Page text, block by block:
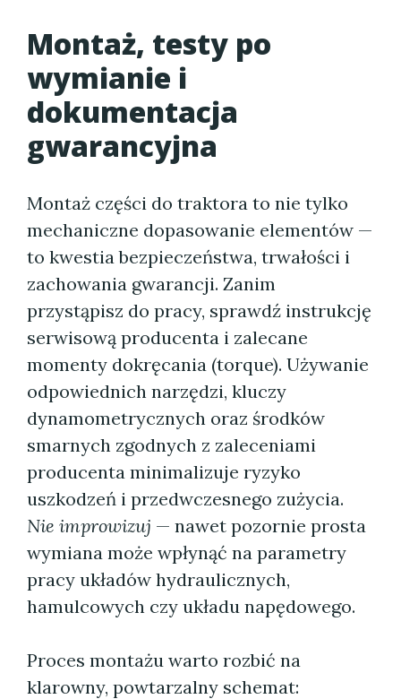
Montaż, testy po
wymianie i
dokumentacja
gwarancyjna
Montaż części do traktora to nie tylko
mechaniczne dopasowanie elementów —
to kwestia bezpieczeństwa, trwałości i
zachowania gwarancji. Zanim
przystąpisz do pracy, sprawdź instrukcję
serwisową producenta i zalecane
momenty dokręcania (torque). Używanie
odpowiednich narzędzi, kluczy
dynamometrycznych oraz środków
smarnych zgodnych z zaleceniami
producenta minimalizuje ryzyko
uszkodzeń i przedwczesnego zużycia.
Nie improwizuj — nawet pozornie prosta
wymiana może wpłynąć na parametry
pracy układów hydraulicznych,
hamulcowych czy układu napędowego.
Proces montażu warto rozbić na
klarowny, powtarzalny schemat: